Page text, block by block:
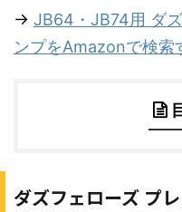
→ JB64・JB74用 ダ
ンプをAmazonで検索
ダズフェローズ プ